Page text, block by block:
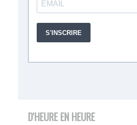
D'HEURE EN HEURE